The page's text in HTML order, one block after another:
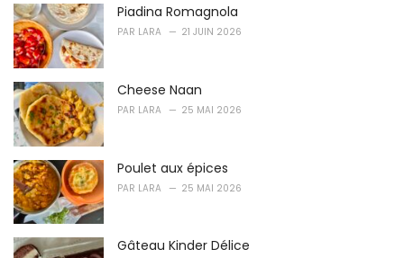
Piadina Romagnola
PAR LARA 21 JUIN 2026
Cheese Naan
PAR LARA 25 MAI 2026
Poulet aux épices
PAR LARA 25 MAI 2026
Gâteau Kinder Délice